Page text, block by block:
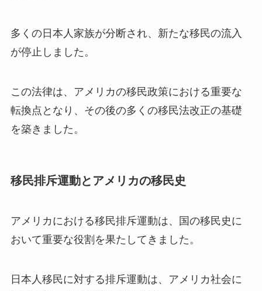
多くの日本人家族が分断され、新たな移民の流入
が停止しました。
この法律は、アメリカの移民政策における重要な
転換点となり、その後の多くの移民法改正の基礎
を築きました。
移民排斥運動とアメリカの移民史
アメリカにおける移民排斥運動は、国の移民史に
おいて重要な役割を果たしてきました。
日本人移民に対する排斥運動は、アメリカ社会に